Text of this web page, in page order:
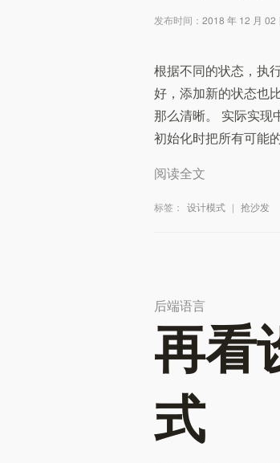
发布时间： 2018 年 12 月 02
根据不同的状态，执
好，添加新的状态也
那么清晰。 实际实现
初始化时把所有可能
阅读全文
标签： 设计模式 抢沙发
后端语言
再看
式